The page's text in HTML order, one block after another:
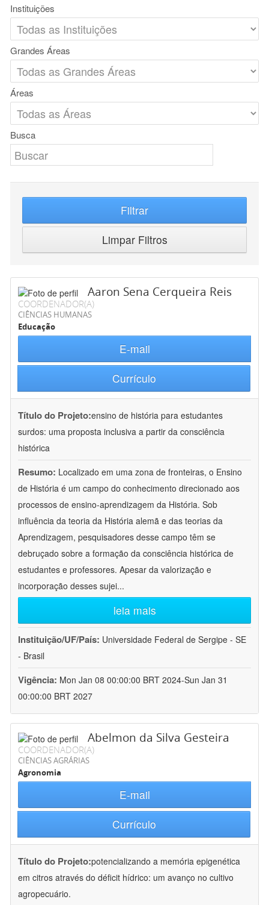
Instituições
Grandes Áreas
Áreas
Busca
Filtrar
Limpar Filtros
Aaron Sena Cerqueira Reis
COORDENADOR(A)
CIÊNCIAS HUMANAS
Educação
E-mail
Currículo
Título do Projeto:ensino de história para estudantes
surdos: uma proposta inclusiva a partir da consciência
histórica
Resumo: Localizado em uma zona de fronteiras, o Ensino
de História é um campo do conhecimento direcionado aos
processos de ensino-aprendizagem da História. Sob
influência da teoria da História alemã e das teorias da
Aprendizagem, pesquisadores desse campo têm se
debruçado sobre a formação da consciência histórica de
estudantes e professores. Apesar da valorização e
incorporação desses sujei...
leia mais
Instituição/UF/País: Universidade Federal de Sergipe - SE
- Brasil
Vigência: Mon Jan 08 00:00:00 BRT 2024-Sun Jan 31
00:00:00 BRT 2027
Abelmon da Silva Gesteira
COORDENADOR(A)
CIÊNCIAS AGRÁRIAS
Agronomia
E-mail
Currículo
Título do Projeto:potencializando a memória epigenética
em citros através do déficit hídrico: um avanço no cultivo
agropecuário.